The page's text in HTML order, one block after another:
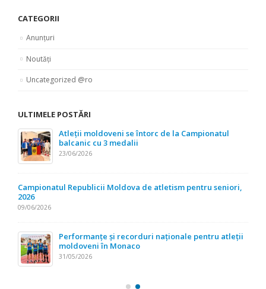
CATEGORII
Anunțuri
Noutăți
Uncategorized @ro
ULTIMELE POSTĂRI
Atleții moldoveni se întorc de la Campionatul
balcanic cu 3 medalii
23/06/2026
Campionatul Republicii Moldova de atletism pentru seniori,
2026
09/06/2026
Performanțe și recorduri naționale pentru atleții
moldoveni în Monaco
31/05/2026